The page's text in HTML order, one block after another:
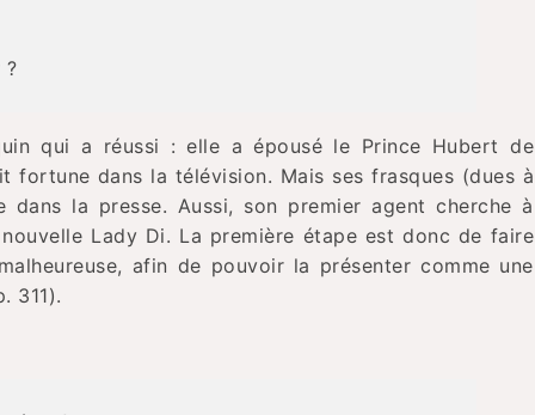
?
qui a réussi : elle a épousé le Prince Hubert de
fortune dans la télévision. Mais ses frasques (dues à
dans la presse. Aussi, son premier agent cherche à
Lady Di. La première étape est donc de faire
afin de pouvoir la présenter comme une
311).